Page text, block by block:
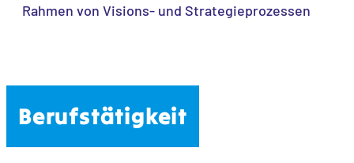
Rahmen von Visions- und Strategieprozessen
Berufstätigkeit